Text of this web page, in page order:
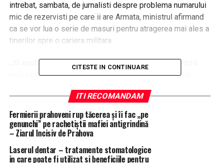
intrebat, sambata, de jurnalisti despre problema numarului
mic de rezervisti pe care ii are Armata, ministrul afirmand
ca se vor lua o serie de masuri pentru atragerea mai ales a
tinerilor spre o cariera militara.
„Si anul acesta derulam programul pentru rezervistii
voluntari, trebuie sa recunosc ca anul trecut nu am
ne-am asteptat pentru acest proiect, dar continuam si
am incercat sa imbunatatim conditiile prin care sa
putem atrage rezervistii voluntari catre Armata
Romana. In momentul de fata suntem in analiza cu alte
masuri care sa atraga spre Armata Romana corpul
rezervistilor. Ne preocupa atragerea nu doar a
CITESTE IN CONTINUARE
ITI RECOMANDAM
Fermierii prahoveni rup tăcerea și îi fac „pe
genunchi” pe rachetiștii mafiei antigrindină
– Ziarul Incisiv de Prahova
Laserul dentar – tratamente stomatologice
in care poate fi utilizat si beneficiile pentru